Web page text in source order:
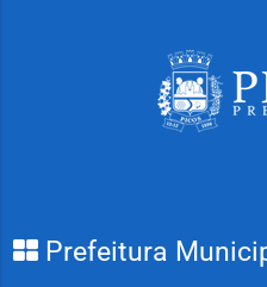
Prefeitura